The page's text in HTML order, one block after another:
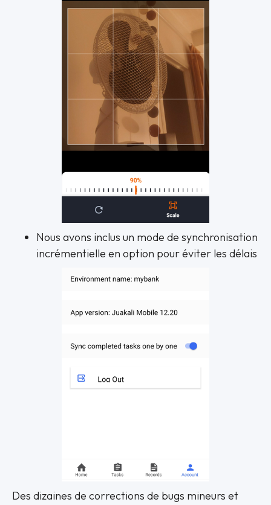
Nous avons inclus un mode de synchronisation
incrémentielle en option pour éviter les délais
Des dizaines de corrections de bugs mineurs et